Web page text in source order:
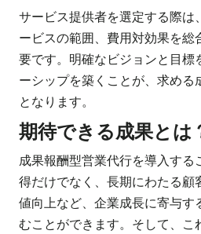
サービス提供者を選定する際は
ービスの範囲、費用対効果を総
要です。明確なビジョンと目標
ーシップを築くことが、求める
となります。
期待できる成果とは
成果報酬型営業代行を導入する
得だけでなく、長期にわたる顧
値向上など、企業成長に寄与す
むことができます。そして、こ